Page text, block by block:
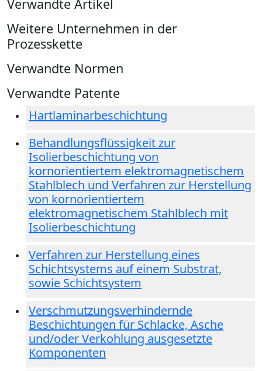
Verwandte Artikel
Weitere Unternehmen in der
Prozesskette
Verwandte Normen
Verwandte Patente
Hartlaminarbeschichtung
Behandlungsflüssigkeit zur
Isolierbeschichtung von
kornorientiertem elektromagnetischem
Stahlblech und Verfahren zur Herstellung
von kornorientiertem
elektromagnetischem Stahlblech mit
Isolierbeschichtung
Verfahren zur Herstellung eines
Schichtsystems auf einem Substrat,
sowie Schichtsystem
Verschmutzungsverhindernde
Beschichtungen für Schlacke, Asche
und/oder Verkohlung ausgesetzte
Komponenten